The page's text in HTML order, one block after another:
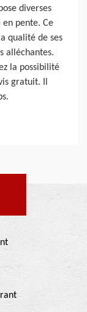
diverses
pente. Ce
qualité de ses
alléchantes.
la possibilité
gratuit. Il